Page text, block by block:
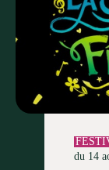
du 14